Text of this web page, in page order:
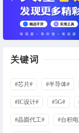
关键词
#芯片# #半导体#
#IC设计# #5G#
#晶圆代工# #台积